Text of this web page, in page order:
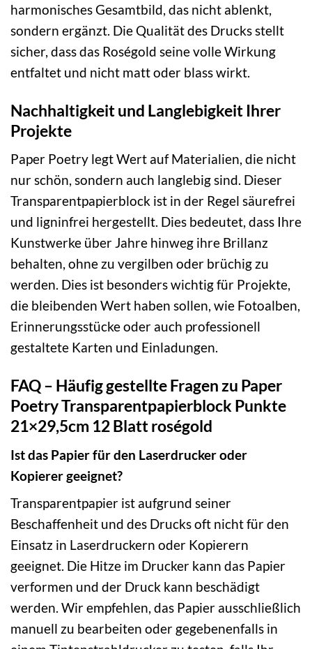
harmonisches Gesamtbild, das nicht ablenkt,
sondern ergänzt. Die Qualität des Drucks stellt
sicher, dass das Roségold seine volle Wirkung
entfaltet und nicht matt oder blass wirkt.
Nachhaltigkeit und Langlebigkeit Ihrer
Projekte
Paper Poetry legt Wert auf Materialien, die nicht
nur schön, sondern auch langlebig sind. Dieser
Transparentpapierblock ist in der Regel säurefrei
und ligninfrei hergestellt. Dies bedeutet, dass Ihre
Kunstwerke über Jahre hinweg ihre Brillanz
behalten, ohne zu vergilben oder brüchig zu
werden. Dies ist besonders wichtig für Projekte,
die bleibenden Wert haben sollen, wie Fotoalben,
Erinnerungsstücke oder auch professionell
gestaltete Karten und Einladungen.
FAQ – Häufig gestellte Fragen zu Paper
Poetry Transparentpapierblock Punkte
21×29,5cm 12 Blatt roségold
Ist das Papier für den Laserdrucker oder
Kopierer geeignet?
Transparentpapier ist aufgrund seiner
Beschaffenheit und des Drucks oft nicht für den
Einsatz in Laserdruckern oder Kopierern
geeignet. Die Hitze im Drucker kann das Papier
verformen und der Druck kann beschädigt
werden. Wir empfehlen, das Papier ausschließlich
manuell zu bearbeiten oder gegebenenfalls in